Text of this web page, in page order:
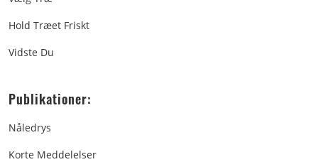
Hold Træet Friskt
Vidste Du
Publikationer:
Nåledrys
Korte Meddelelser